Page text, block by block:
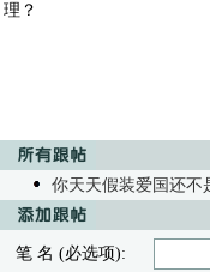
理？
你天天假装爱国还不
笔 名 (必选项):